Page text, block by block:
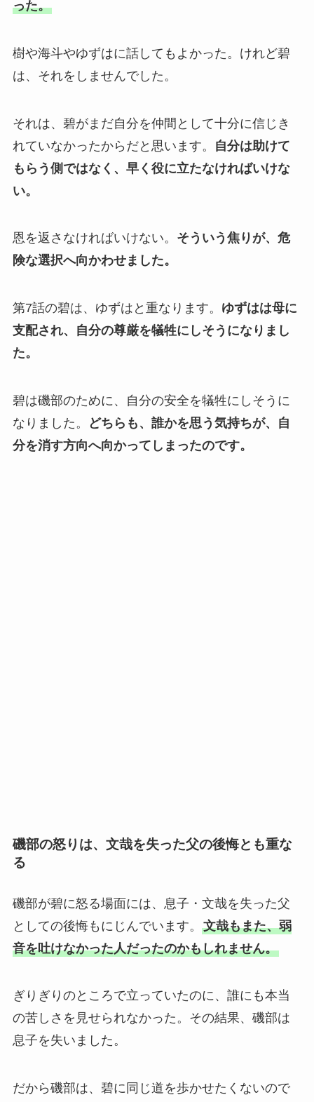
った。
樹や海斗やゆずはに話してもよかった。けれど碧
は、それをしませんでした。
それは、碧がまだ自分を仲間として十分に信じき
れていなかったからだと思います。
自分は助けて
もらう側ではなく、早く役に立たなければいけな
い。
恩を返さなければいけない。 そういう焦りが、危
険な選択へ向かわせました。
第7話の碧は、ゆずはと重なります。 ゆずはは母に
支配され、自分の尊厳を犠牲にしそうになりまし
た。
碧は磯部のために、自分の安全を犠牲にしそうに
なりました。
どちらも、誰かを思う気持ちが、自
分を消す方向へ向かってしまったのです。
磯部の怒りは、文哉を失った父の後悔とも重な
る
磯部が碧に怒る場面には、息子・文哉を失った父
としての後悔もにじんでいます。 文哉もまた、弱
音を吐けなかった人だったのかもしれません。
ぎりぎりのところで立っていたのに、誰にも本当
の苦しさを見せられなかった。その結果、磯部は
息子を失いました。
だから磯部は、碧に同じ道を歩かせたくないので